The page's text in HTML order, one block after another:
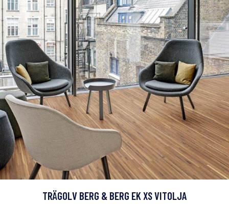
TRÄGOLV BERG & BERG EK XS VITOLJA